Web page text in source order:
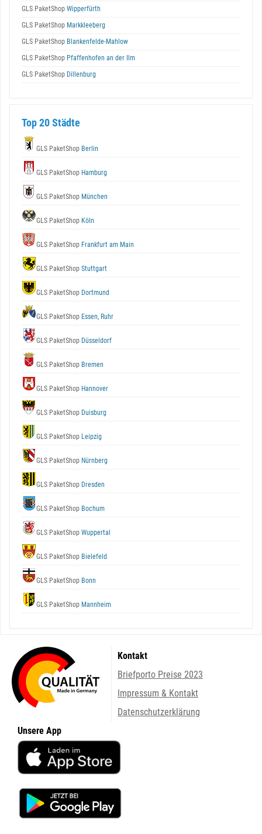
GLS PaketShop Wipperfürth
GLS PaketShop Markkleeberg
GLS PaketShop Blankenfelde-Mahlow
GLS PaketShop Pfaffenhofen an der Ilm
GLS PaketShop Dillenburg
Top 20 Städte
GLS PaketShop Berlin
GLS PaketShop Hamburg
GLS PaketShop München
GLS PaketShop Köln
GLS PaketShop Frankfurt am Main
GLS PaketShop Stuttgart
GLS PaketShop Dortmund
GLS PaketShop Essen, Ruhr
GLS PaketShop Düsseldorf
GLS PaketShop Bremen
GLS PaketShop Hannover
GLS PaketShop Duisburg
GLS PaketShop Leipzig
GLS PaketShop Nürnberg
GLS PaketShop Dresden
GLS PaketShop Bochum
GLS PaketShop Wuppertal
GLS PaketShop Bielefeld
GLS PaketShop Bonn
GLS PaketShop Mannheim
Kontakt
Briefporto Preise 2023
Impressum & Kontakt
Datenschutzerklärung
Unsere App